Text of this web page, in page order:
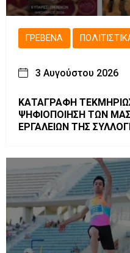
ΓΡΕΒΕΝΆ
3 Αυγούστου 2026
ΚΑΤΑΓΡΑΦΗ
ΨΗΦΙΟΠΟΙΗΣΗ ΤΩΝ
ΕΡΓΑΛΕΙΩΝ ΤΗΣ